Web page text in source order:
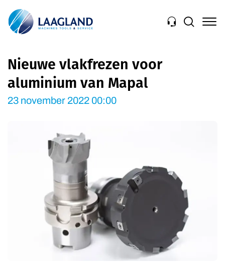
Navigation
Nieuwe vlakfrezen voor
aluminium van Mapal
23 november 2022 00:00